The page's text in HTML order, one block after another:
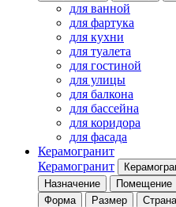
для ванной
для фартука
для кухни
для туалета
для гостиной
для улицы
для балкона
для бассейна
для коридора
для фасада
Керамогранит
Керамогранит
Назначение
Помещение
Форма
Размер Страна